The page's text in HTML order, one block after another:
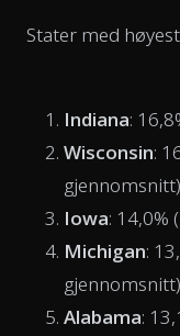
Stater med
Indiana:
Wisconsin:
gjennomsnitt)
Iowa: 14,0%
Michigan:
gjennomsnitt)
Alabama: